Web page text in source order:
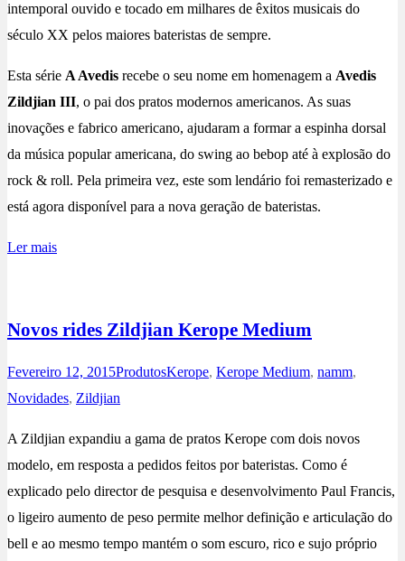
intemporal ouvido e tocado em milhares de êxitos musicais do
século XX pelos maiores bateristas de sempre.
Esta série A Avedis recebe o seu nome em homenagem a Avedis
Zildjian III, o pai dos pratos modernos americanos. As suas
inovações e fabrico americano, ajudaram a formar a espinha dorsal
da música popular americana, do swing ao bebop até à explosão do
rock & roll. Pela primeira vez, este som lendário foi remasterizado e
está agora disponível para a nova geração de bateristas.
Ler mais
Novos rides Zildjian Kerope Medium
Fevereiro 12, 2015ProdutosKerope, Kerope Medium, namm,
Novidades, Zildjian
A Zildjian expandiu a gama de pratos Kerope com dois novos
modelo, em resposta a pedidos feitos por bateristas. Como é
explicado pelo director de pesquisa e desenvolvimento Paul Francis,
o ligeiro aumento de peso permite melhor definição e articulação do
bell e ao mesmo tempo mantém o som escuro, rico e sujo próprio